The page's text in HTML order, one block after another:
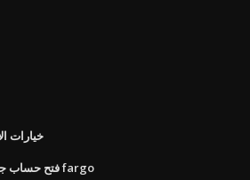
خيارات
فتح حساب جديد فحص الآبار على الانترنت fargo